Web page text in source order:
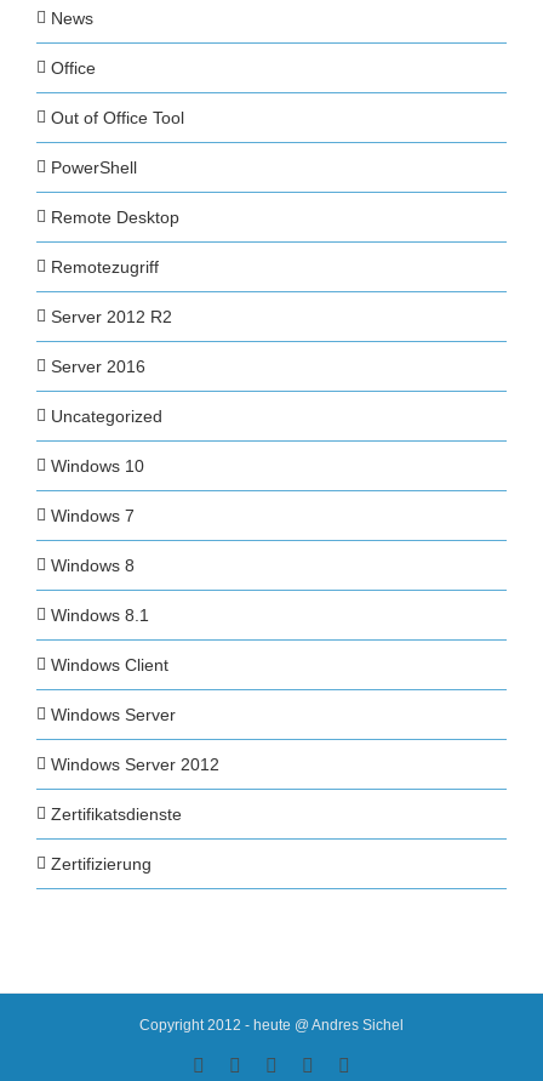
News
Office
Out of Office Tool
PowerShell
Remote Desktop
Remotezugriff
Server 2012 R2
Server 2016
Uncategorized
Windows 10
Windows 7
Windows 8
Windows 8.1
Windows Client
Windows Server
Windows Server 2012
Zertifikatsdienste
Zertifizierung
Copyright 2012 - heute @ Andres Sichel
Rss Facebook YouTube